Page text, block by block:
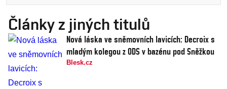
Články z jiných titulů
Nová láska ve sněmovních lavicích: Decroix s
mladým kolegou z ODS v bazénu pod Sněžkou
Blesk.cz